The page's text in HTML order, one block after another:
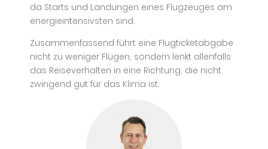
da Starts und Landungen eines Flugzeuges am
energieintensivsten sind.
Zusammenfassend führt eine Flugticketabgabe
nicht zu weniger Flügen, sondern lenkt allenfalls
das Reiseverhalten in eine Richtung, die nicht
zwingend gut für das Klima ist.